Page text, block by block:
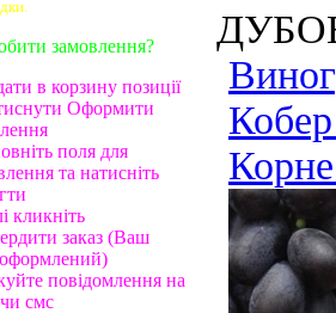
замовлення?
в корзину позиції
Оформити
поля для
та натисніть
кликніть
заказ (Ваш
оформлений)
повідомлення на
смс